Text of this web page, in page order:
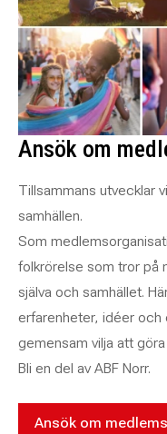
Ansök om
Tillsammans utvecklar
samhällen.
Som
folkrörelse som tror på
själva och samhället.
erfarenheter, idéer och
gemensam vilja att göra
Bli en del av ABF Norr.
Ansök om